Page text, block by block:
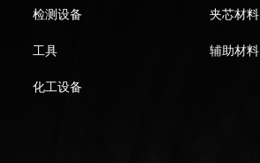
检测设备
工具
化工设备
夹芯材料
辅助材料